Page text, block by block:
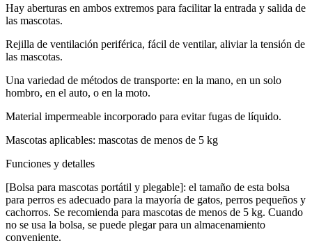
Hay aberturas en ambos extremos para facilitar la entrada y salida de
las mascotas.
Rejilla de ventilación periférica, fácil de ventilar, aliviar la tensión de
las mascotas.
Una variedad de métodos de transporte: en la mano, en un solo
hombro, en el auto, o en la moto.
Material impermeable incorporado para evitar fugas de líquido.
Mascotas aplicables: mascotas de menos de 5 kg
Funciones y detalles
[Bolsa para mascotas portátil y plegable]: el tamaño de esta bolsa
para perros es adecuado para la mayoría de gatos, perros pequeños y
cachorros. Se recomienda para mascotas de menos de 5 kg. Cuando
no se usa la bolsa, se puede plegar para un almacenamiento
conveniente.